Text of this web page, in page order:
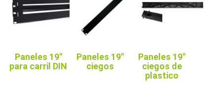
Paneles 19"
para carril DIN
Paneles 19"
ciegos
Paneles 19"
ciegos de
plastico